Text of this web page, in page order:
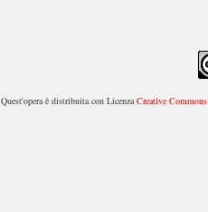
Quest'opera è distribuita con LicenzaCreative